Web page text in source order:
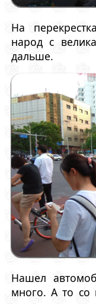
На
народ с
дальше.
Нашел
много. А то со